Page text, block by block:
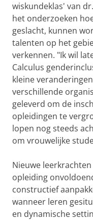
wiskundeklas' van
het onderzoeken
geslacht, kunnen
talenten op het
verkennen. "Ik wil
Calculus
kleine
verschillende
geleverd om de
opleidingen te
lopen nog steeds
om vrouwelijke
Nieuwe
opleiding
constructief
wanneer leren
en dynamische